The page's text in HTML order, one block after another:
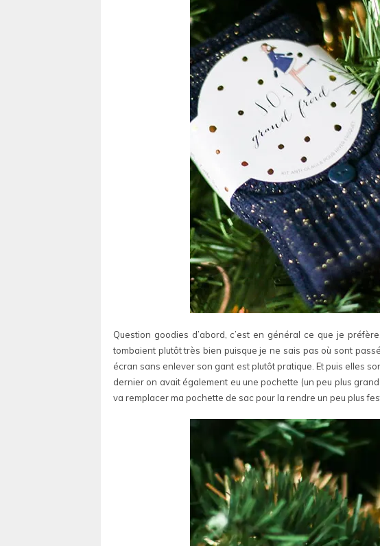
Question goodies d’abord, c’est en général ce que je
tombaient plutôt très bien puisque je ne sais pas où sont
écran sans enlever son gant est plutôt pratique. Et puis elles
dernier on avait également eu une pochette (un peu plus
va remplacer ma pochette de sac pour la rendre un peu plus